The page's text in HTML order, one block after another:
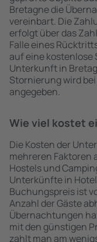
Bretagne die
vereinbart. Die
erfolgt über das
Falle eines
auf eine kostenlose
Unterkunft in
Stornierung wird
angegeben.
Wie viel kostet
Die Kosten der
mehreren Faktoren
Hostels und
Unterkünfte in
Buchungspreis ist
Anzahl der Gäste
Übernachtungen
mit den günstigen
zahlt man am